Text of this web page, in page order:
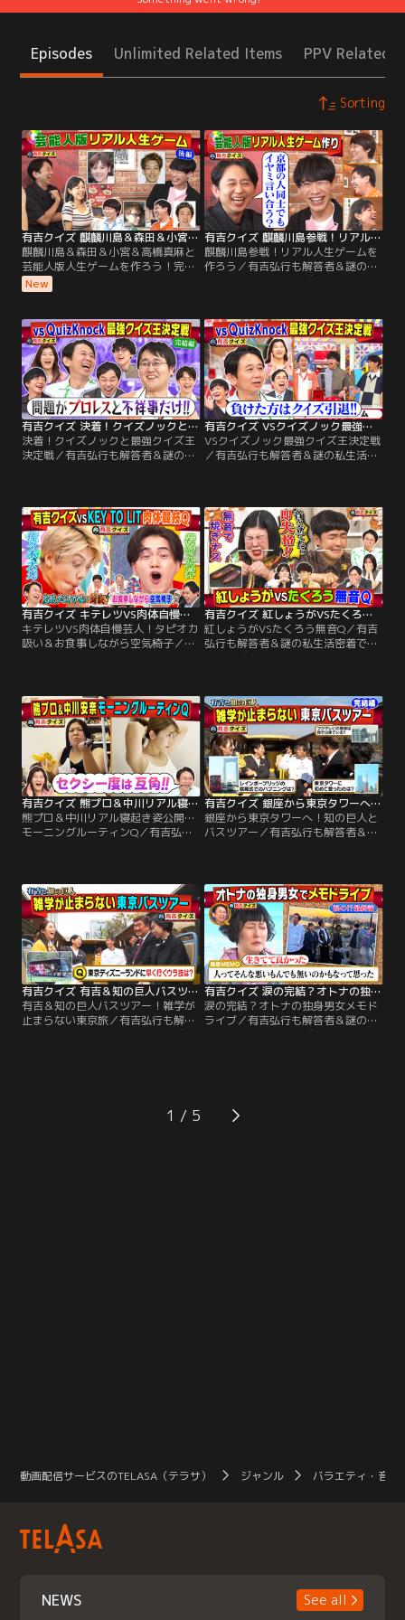
Episodes Unlimited Related Items PPV Related
Sorting
有吉クイズ 麒麟川島＆森田＆小宮＆高橋真麻と芸能人版人生ゲームを作ろう！完結編（2026/08/02放送分）
麒麟川島＆森田＆小宮＆高橋真麻と
芸能人版人生ゲームを作ろう！完結
編／有吉弘行も解答者＆謎の私生活
密着で禁断クイズも！ 解答者がプラ
ってクイズを出題！ 【クイズライン
ナップ】 「芸能人版人生ゲームを作
ろう！完結編」 麒麟川島・高橋真
麻・さらば森田・三四郎小宮が実体
験でマス目作り！
New
有吉クイズ 麒麟川島参戦！リアル人生ゲームを作ろう（2026/07/26放送分）
麒麟川島参戦！リアル人生ゲームを
作ろう／有吉弘行も解答者＆謎の私
生活密着で禁断クイズも！ 解答者が
インナップ】 「芸能人版人生ゲーム
を作ろう！」 芸能生活の実体験をも
とにマス目を作成！ 今回は麒麟川
島・高橋真麻・さらば森田・三四郎
小宮が登場！
有吉クイズ 決着！クイズノックと最強クイズ王決定戦（2026/07/19放送分）
決着！クイズノックと最強クイズ王
決定戦／有吉弘行も解答者＆謎の私
インナップ】 「有吉クイズ VS
QuizKnock最強クイズ王決定戦～完
結編～」 ガチンコ早押しクイズバト
ルの前半戦は、番組のクイズ作家・
矢野監修の問題を前にクイズノック
が大苦戦…
有吉クイズ VSクイズノック最強クイズ王決定戦（2026/07/12放送分）
VSクイズノック最強クイズ王決定戦
／有吉弘行も解答者＆謎の私生活密
ップ】「有吉クイズ VS QuizKnock
最強クイズ王決定戦」 負けた方はク
イズ引退！？知的エンタメ集団
「QuizKnock」と ガチンコ早押しク
イズバトル！
有吉クイズ キテレツVS肉体自慢芸人！タピオカ吸い＆お食事しながら空気椅子（2026/07/05放送分）
キテレツVS肉体自慢芸人！タピオカ
吸い＆お食事しながら空気椅子／有
イズを出題！【クイズラインナッ
プ】かつてTravis Japanも挑戦し
た、有吉クイズの「肉体企画」に
STARTO社から新たな刺客が！！
有吉クイズ 紅しょうがVSたくろう無音Q（2026/06/28放送分）
紅しょうがVSたくろう無音Q／有吉
弘行も解答者＆謎の私生活密着で禁
断クイズも！解答者がプライベート
「紅しょうがVSたくろうコンビ協力
サイレントQ」 日常で行う行動を音
を鳴らさずできるか？今回は企画初
のコンビ協力バージョン！▼紅しょ
うがVSメモドライブで話題の熱々焼
きナス
有吉クイズ 熊プロ＆中川リアル寝起き姿公開…モーニングルーティンQ（2026/06/21放送分）
熊プロ＆中川リアル寝起き姿公開…
モーニングルーティンQ／有吉弘行
出題！【クイズラインナップ】「熊
プロ＆中川安奈モーニングルーティ
ンQ」 紅しょうが・熊元プロレスと
元NHKアナ中川安奈が 朝起きてか
ら、自宅を出るまでの様子を定点撮
影！
有吉クイズ 銀座から東京タワーへ！知の巨人とバスツアー（2026/06/14放送分）
銀座から東京タワーへ！知の巨人と
バスツアー／有吉弘行も解答者＆謎
イズラインナップ】「有吉だけに教
えたい東京ウラ雑学 知の巨人バスツ
アー」 街中で即興クイズを作る“知
の巨人”たちとバスで東京観光！
有吉クイズ 有吉＆知の巨人バスツアー！雑学が止まらない東京旅（2026/06/07放送分）
有吉＆知の巨人バスツアー！雑学が
止まらない東京旅／有吉弘行も解答
者＆謎の私生活密着で禁断クイズ
人バスツアー」 街中で即興クイズを
作る“知の巨人”シリーズ 今回はお馴
有吉クイズ 涙の完結？オトナの独身男女メモドライブ（2026/05/24放送分）
涙の完結？オトナの独身男女メモド
ライブ／有吉弘行も解答者＆謎の私
生活密着で禁断クイズも！解答者が
リつくBBQへ突入！人間性が出ると
いうBBQ、各々が手土産＆料理を振
1
動画配信サービスのTELASA（テラサ） ジャンル バラエティ・音楽
NEWS See all